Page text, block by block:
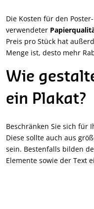
Die Kosten für den
verwendeter
Preis pro Stück hat
Menge ist, desto mehr
Wie
ein Plakat?
Beschränken Sie sich für
Diese sollte auch aus
sein. Bestenfalls bilden
Elemente sowie der Text